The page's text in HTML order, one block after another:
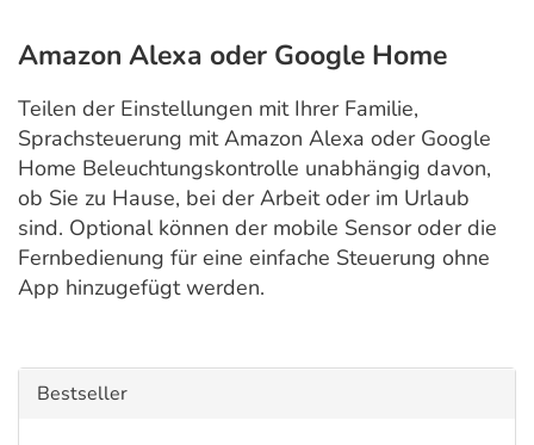
Amazon Alexa oder Google Home
Teilen der Einstellungen mit Ihrer Familie,
Sprachsteuerung mit Amazon Alexa oder Google
Home Beleuchtungskontrolle unabhängig davon,
ob Sie zu Hause, bei der Arbeit oder im Urlaub
sind. Optional können der mobile Sensor oder die
Fernbedienung für eine einfache Steuerung ohne
App hinzugefügt werden.
Bestseller